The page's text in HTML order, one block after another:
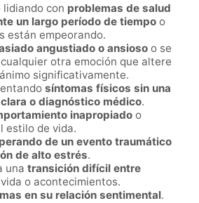
lidiando con problemas de salud
un largo período de tiempo o
están empeorando.
angustiado o ansioso o se
otra emoción que altere
significativamente.
síntomas físicos sin una
o diagnóstico médico.
inapropiado o
estilo de vida.
de un evento traumático
de alto estrés.
una transición difícil entre
o acontecimientos.
en su relación sentimental.